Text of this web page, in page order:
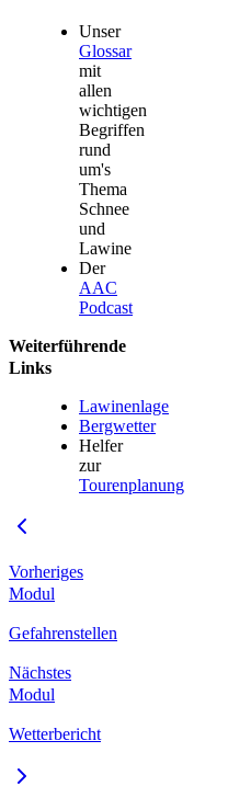
Unser
Glossar
mit
allen
wichtigen
Begriffen
rund
um's
Thema
Schnee
und
Lawine
Der
AAC
Podcast
Weiterführende
Links
Lawinenlage
Bergwetter
Helfer
zur
Tourenplanung
Vorheriges
Modul
Gefahrenstellen
Nächstes
Modul
Wetterbericht